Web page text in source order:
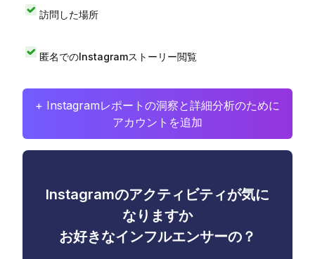
訪問した場所
匿名でのInstagramストーリー閲覧
+ Instagramレポートの洞察と詳細分析のために
アカウントを追加
Instagramのアクティビティが気に
なりますか
お好きなインフルエンサーの？